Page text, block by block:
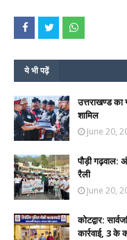
ये भी पढ़ें
उत्तराखण्ड का
शामिल
June 20,
पौड़ी गढ़वाल:
रैली
June 20,
कोटद्वार:
कार्रवाई, 3 के